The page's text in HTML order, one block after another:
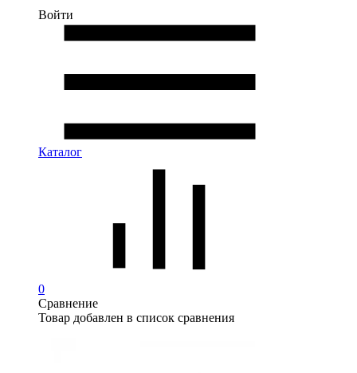
Войти
Каталог
0
Сравнение
Товар добавлен в список сравнения